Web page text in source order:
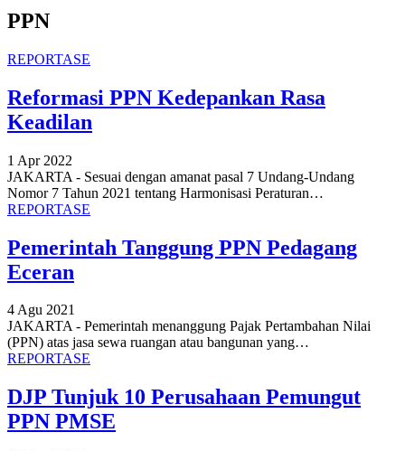
PPN
REPORTASE
Reformasi PPN Kedepankan Rasa
Keadilan
1 Apr 2022
JAKARTA - Sesuai dengan amanat pasal 7 Undang-Undang
Nomor 7 Tahun 2021 tentang Harmonisasi Peraturan…
REPORTASE
Pemerintah Tanggung PPN Pedagang
Eceran
4 Agu 2021
JAKARTA - Pemerintah menanggung Pajak Pertambahan Nilai
(PPN) atas jasa sewa ruangan atau bangunan yang…
REPORTASE
DJP Tunjuk 10 Perusahaan Pemungut
PPN PMSE